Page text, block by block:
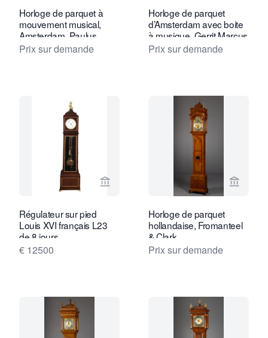
Horloge de parquet à
mouvement musical,
Amsterdam, Paulus
Bramer
Prix sur demande
Horloge de parquet
d’Amsterdam avec boite
à musique, Gerrit Marcus
Prix sur demande
Voir la page vendeur de Van Brug
Régulateur sur pied
Louis XVI français L23
de 8 jours
€ 12500
Voir la
Horloge de parquet
hollandaise, Fromanteel
& Clark
Prix sur demande